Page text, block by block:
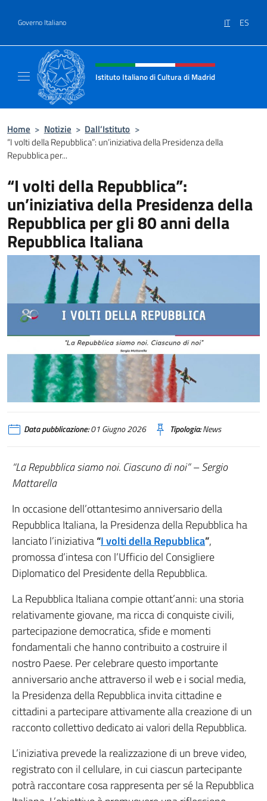
Governo Italiano IT ES
Intestazione sito, social e menù
Istituto Italiano di Cultura di Madrid
Home > Notizie > Dall’Istituto >
“I volti della Repubblica”: un’iniziativa della Presidenza della
Repubblica per...
“I volti della Repubblica”:
un’iniziativa della Presidenza della
Repubblica per gli 80 anni della
Repubblica Italiana
Data pubblicazione:01 Giugno 2026 Tipologia:News
“La Repubblica siamo noi. Ciascuno di noi” – Sergio
Mattarella
In occasione dell’ottantesimo anniversario della
Repubblica Italiana, la Presidenza della Repubblica ha
lanciato l’iniziativa“I volti della Repubblica”,
promossa d’intesa con l’Ufficio del Consigliere
Diplomatico del Presidente della Repubblica.
La Repubblica Italiana compie ottant’anni: una storia
relativamente giovane, ma ricca di conquiste civili,
partecipazione democratica, sfide e momenti
fondamentali che hanno contribuito a costruire il
nostro Paese. Per celebrare questo importante
anniversario anche attraverso il web e i social media,
la Presidenza della Repubblica invita cittadine e
cittadini a partecipare attivamente alla creazione di un
racconto collettivo dedicato ai valori della Repubblica.
L’iniziativa prevede la realizzazione di un breve video,
registrato con il cellulare, in cui ciascun partecipante
potrà raccontare cosa rappresenta per sé la Repubblica